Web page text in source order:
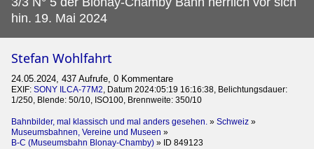
hin. 19. Mai 2024
Stefan Wohlfahrt
24.05.2024, 437 Aufrufe, 0 Kommentare
EXIF: SONY ILCA-77M2, Datum 2024:05:19 16:16:38, Belichtungsdauer:
1/250, Blende: 50/10, ISO100, Brennweite: 350/10
Bahnbilder, mal klassisch und mal anders gesehen. » Schweiz »
Museumsbahnen, Vereine und Museen »
B-C (Museumsbahn Blonay-Chamby) » ID 849123